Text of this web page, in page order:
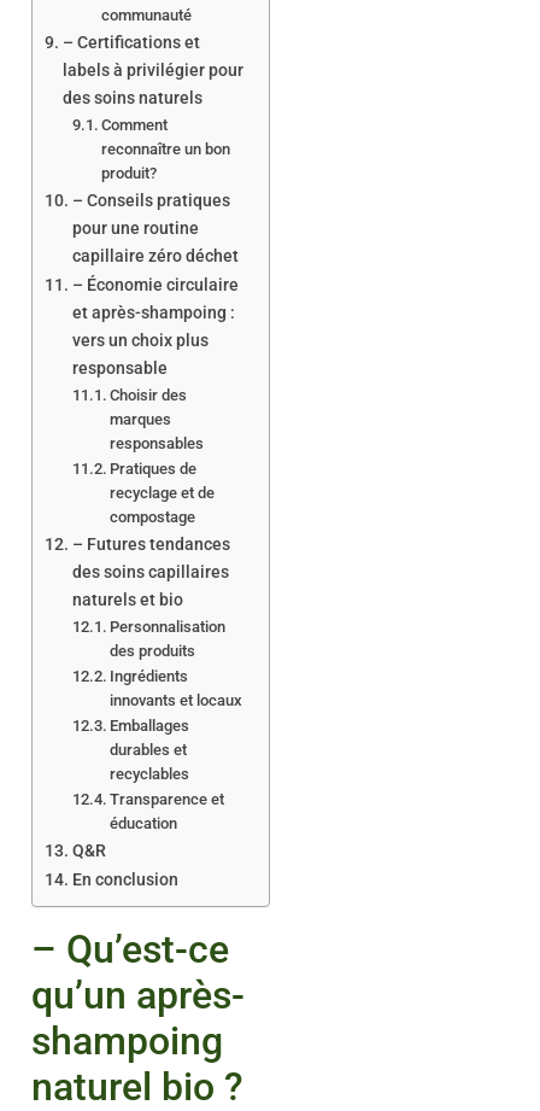
communauté
– Certifications et
labels à privilégier pour
des soins naturels
Comment
reconnaître un bon
produit?
– Conseils pratiques
pour une routine
capillaire zéro déchet
– Économie circulaire
et après-shampoing :
vers un choix plus
responsable
Choisir des
marques
responsables
Pratiques de
recyclage et de
compostage
– Futures tendances
des soins capillaires
naturels et bio
Personnalisation
des produits
Ingrédients
innovants et locaux
Emballages
durables et
recyclables
Transparence et
éducation
Q&R
En conclusion
– Qu’est-ce
qu’un après-
shampoing
naturel bio ?